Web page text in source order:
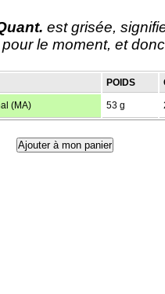
est grisée,
le moment, et
POIDS
(MA) 53 g